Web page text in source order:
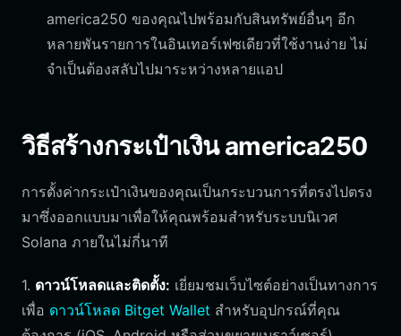
america250 ของคุณไปพร้อมกับสินทรัพย์อื่นๆ อีก
หลายพันรายการในอินเทอร์เฟซเดียวที่ใช้งานง่าย ไม่
จำเป็นต้องสลับไปมาระหว่างหลายแอป
วิธีสร้างกระเป๋าเงิน america250
การตั้งค่ากระเป๋าเงินของคุณเป็นกระบวนการที่ตรงไปตรง
มาซึ่งออกแบบมาเพื่อให้คุณพร้อมสำหรับระบบนิเวศ
Solana ภายในไม่กี่นาที
1. ดาวน์โหลดและติดตั้ง: เยี่ยมชมเว็บไซต์อย่างเป็นทางการ
เพื่อ ดาวน์โหลด Bitget Wallet สำหรับอุปกรณ์ที่คุณ